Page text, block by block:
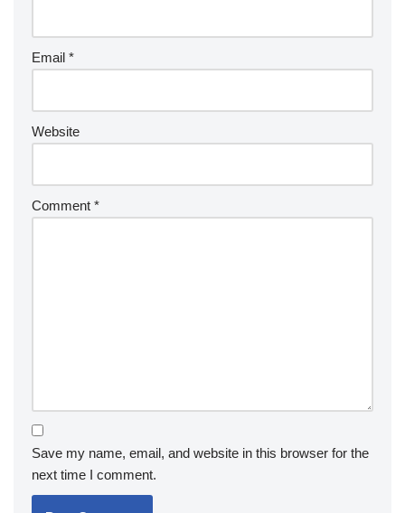
Email *
Website
Comment *
Save my name, email, and website in this browser for the
next time I comment.